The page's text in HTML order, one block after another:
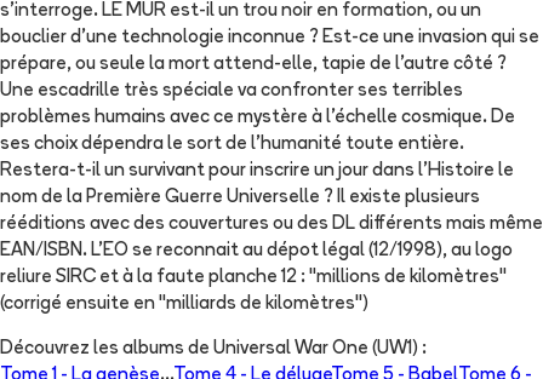
s'interroge. LE MUR est-il un trou noir en formation, ou un
bouclier d'une technologie inconnue ? Est-ce une invasion qui se
prépare, ou seule la mort attend-elle, tapie de l'autre côté ?
Une escadrille très spéciale va confronter ses terribles
problèmes humains avec ce mystère à l'échelle cosmique. De
ses choix dépendra le sort de l'humanité toute entière.
Restera-t-il un survivant pour inscrire un jour dans l'Histoire le
nom de la Première Guerre Universelle ? Il existe plusieurs
rééditions avec des couvertures ou des DL différents mais même
EAN/ISBN. L'EO se reconnait au dépot légal (12/1998), au logo
reliure SIRC et à la faute planche 12 : "millions de kilomètres"
(corrigé ensuite en "milliards de kilomètres")
Découvrez les albums de Universal War One (UW1) :